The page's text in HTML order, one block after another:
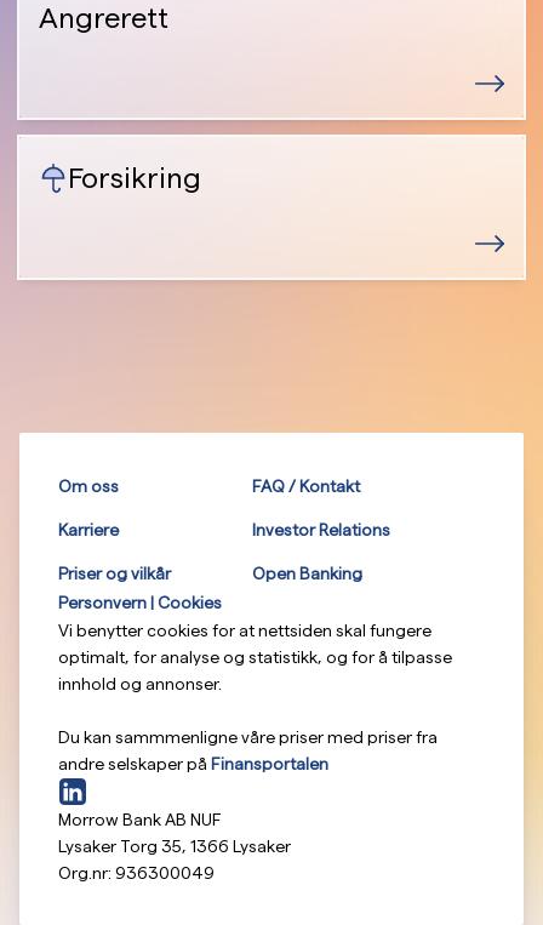
Angrerett
Forsikring
Om oss FAQ / Kontakt
Karriere Investor Relations
Priser og vilkår
Open Banking
Personvern | Cookies
Vi benytter cookies for at nettsiden skal fungere
optimalt, for analyse og statistikk, og for å tilpasse
innhold og annonser.
Du kan sammmenligne våre priser med priser fra
andre selskaper på Finansportalen
Morrow Bank AB NUF
Lysaker Torg 35, 1366 Lysaker
Org.nr: 936300049